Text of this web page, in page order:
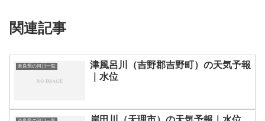
関連記事
奈良県の河川一覧
津風呂川（吉野郡吉野町）の天気予報
｜水位